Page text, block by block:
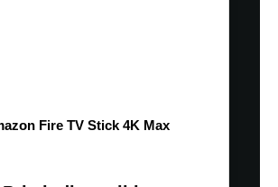
Fire TV Stick 4K Max